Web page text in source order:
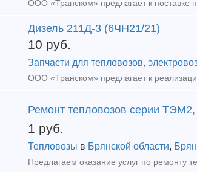
Дизель 211Д-3 (6ЧН21/21)
10 руб.
Запчасти для тепловозов,
Ремонт тепловозов серии
1 руб.
Тепловозы в Брянской области,